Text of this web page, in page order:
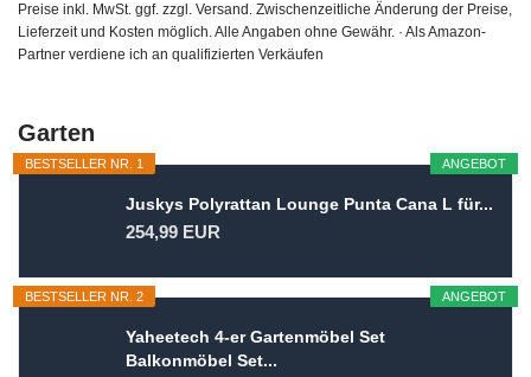
Preise inkl. MwSt. ggf. zzgl. Versand. Zwischenzeitliche Änderung der Preise,
Lieferzeit und Kosten möglich. Alle Angaben ohne Gewähr. · Als Amazon-
Partner verdiene ich an qualifizierten Verkäufen
Garten
ANGEBOT
BESTSELLER NR. 1
Juskys Polyrattan Lounge Punta Cana L für...
254,99 EUR
ANGEBOT
BESTSELLER NR. 2
Yaheetech 4-er Gartenmöbel Set
Balkonmöbel Set...